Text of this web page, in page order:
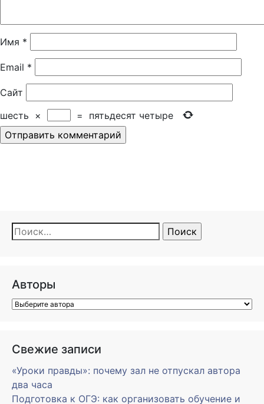
Имя *
Email *
Сайт
шесть × = пятьдесят четыре
Найти:
Авторы
Свежие записи
«Уроки правды»: почему зал не отпускал автора
два часа
Подготовка к ОГЭ: как организовать обучение и